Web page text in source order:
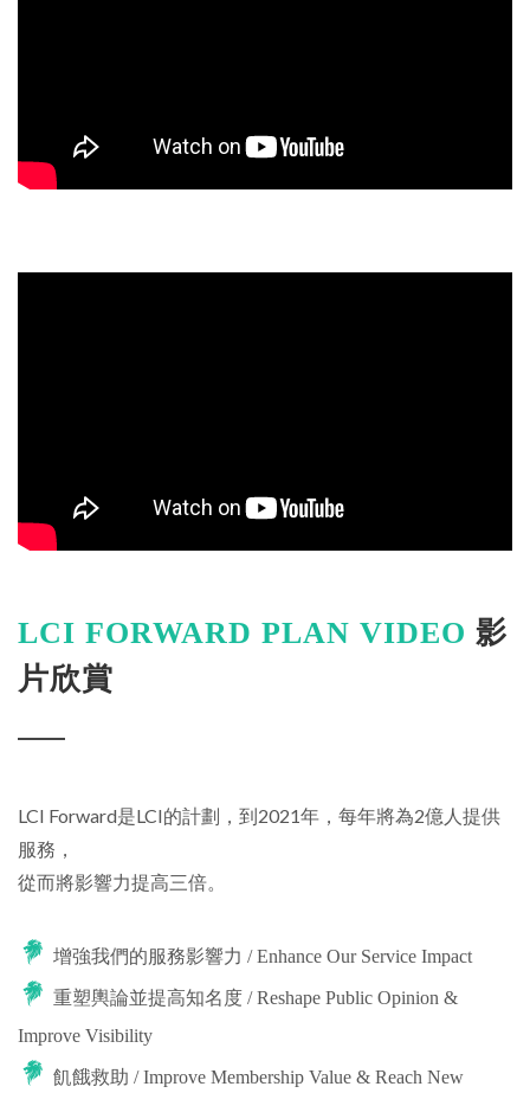
LCI FORWARD PLAN VIDEO 影
片欣賞
LCI Forward是LCI的計劃，到2021年，每年將為2億人提供
服務，
從而將影響力提高三倍。
增強我們的服務影響力 / Enhance Our Service Impact
重塑輿論並提高知名度 / Reshape Public Opinion &
Improve Visibility
飢餓救助 / Improve Membership Value & Reach New